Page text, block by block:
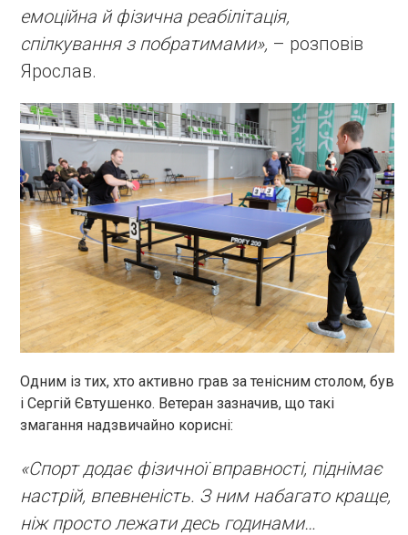
емоційна й фізична реабілітація,
спілкування з побратимами», – розповів
Ярослав.
Одним із тих, хто активно грав за тенісним столом, був
і Сергій Євтушенко. Ветеран зазначив, що такі
змагання надзвичайно корисні:
«Спорт додає фізичної вправності, піднімає
настрій, впевненість. З ним набагато краще,
ніж просто лежати десь годинами…